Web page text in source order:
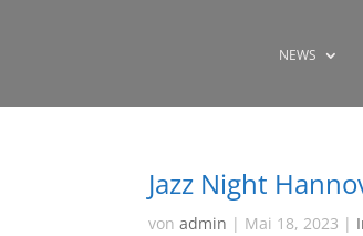
NEWS
Jazz Night
vonadmin | Mai 18, 2023 |